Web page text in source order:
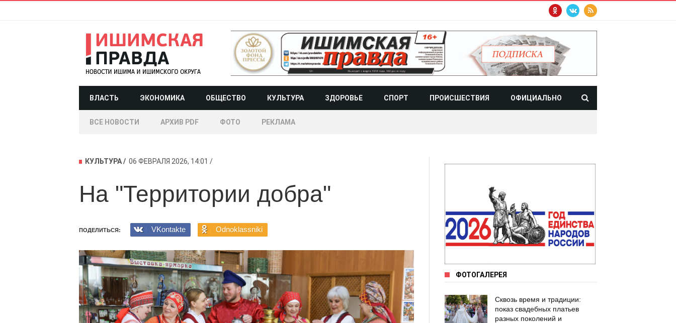
ВЛАСТЬ ЭКОНОМИКА ОБЩЕСТВО КУЛЬТУРА ЗДОРОВЬЕ СПОРТ ПРОИСШЕСТВИЯ ОФИЦИАЛЬНО
ВСЕ НОВОСТИ АРХИВ PDF ФОТО РЕКЛАМА
КУЛЬТУРА 06 ФЕВРАЛЯ 2026, 14:01
На "Территории добра"
ПОДЕЛИТЬСЯ: VKontakte Odnoklassniki
ФОТОГАЛЕРЕЯ
Сквозь время и традиции:
показ свадебных платьев
разных поколений и